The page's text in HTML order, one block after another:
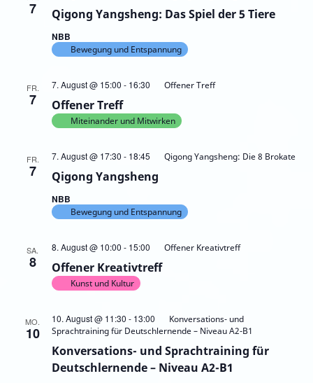
7 Qigong Yangsheng: Das Spiel der 5 Tiere
NBB
Bewegung und Entspannung
FR.
7 Offener Treff
7. August @ 15:00 - 16:30 Offener Treff
Miteinander und Mitwirken
FR.
7 Qigong Yangsheng
7. August @ 17:30 - 18:45 Qigong Yangsheng: Die 8 Brokate
NBB
Bewegung und Entspannung
SA.
8 Offener Kreativtreff
8. August @ 10:00 - 15:00 Offener Kreativtreff
Kunst und Kultur
MO.
10
Konversations- und Sprachtraining für
Deutschlernende – Niveau A2-B1
10. August @ 11:30 - 13:00
Konversations- und
Sprachtraining für Deutschlernende – Niveau A2-B1